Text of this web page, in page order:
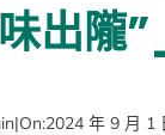
出隴
|On:2024 年 9 月 1